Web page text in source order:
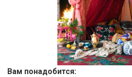
Вам понадобится: